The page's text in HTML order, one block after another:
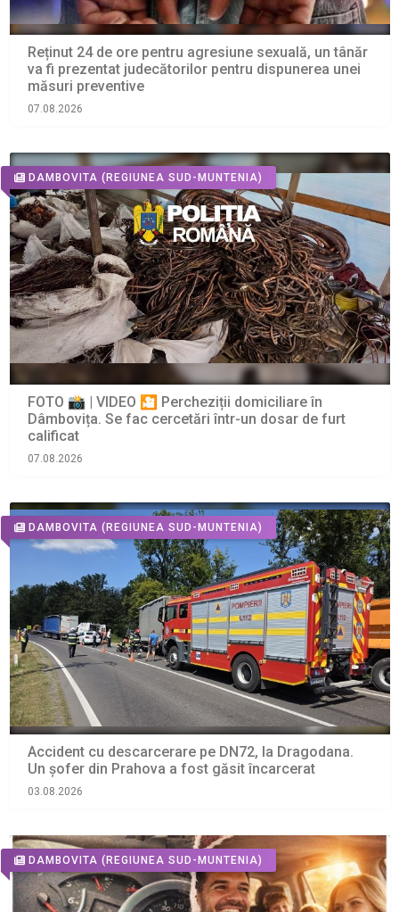
Reținut 24 de ore pentru agresiune sexuală, un tânăr
va fi prezentat judecătorilor pentru dispunerea unei
măsuri preventive
07.08.2026
DAMBOVITA (REGIUNEA SUD-MUNTENIA)
FOTO 📸 | VIDEO 🎦 Percheziții domiciliare în
Dâmbovița. Se fac cercetări într-un dosar de furt
calificat
07.08.2026
DAMBOVITA (REGIUNEA SUD-MUNTENIA)
Accident cu descarcerare pe DN72, la Dragodana.
Un șofer din Prahova a fost găsit încarcerat
03.08.2026
DAMBOVITA (REGIUNEA SUD-MUNTENIA)